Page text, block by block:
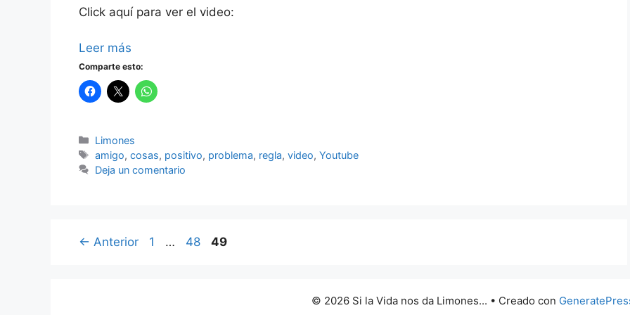
Click aquí para ver el video:
Leer más
Comparte esto:
Categorías
Limones
Etiquetas
amigo,cosas, positivo, problema, regla,video,Youtube
Deja un comentario
← Anterior Página
1 … Página
48 Página
49
© 2026 Si la Vida nos da Limones... • Creado con